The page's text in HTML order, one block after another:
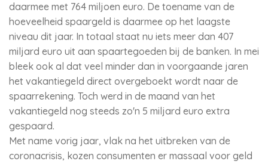
daarmee met 764 miljoen euro. De toename van de
hoeveelheid spaargeld is daarmee op het laagste
niveau dit jaar. In totaal staat nu iets meer dan 407
miljard euro uit aan spaartegoeden bij de banken. In mei
bleek ook al dat veel minder dan in voorgaande jaren
het vakantiegeld direct overgeboekt wordt naar de
spaarrekening. Toch werd in de maand van het
vakantiegeld nog steeds zo'n 5 miljard euro extra
gespaard.
Met name vorig jaar, vlak na het uitbreken van de
coronacrisis, kozen consumenten er massaal voor geld